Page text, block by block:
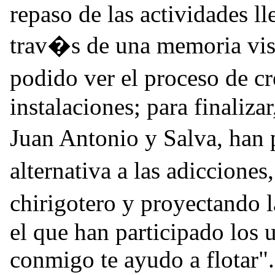
repaso de las actividades
trav�s de una memoria
podido ver el proceso de
instalaciones; para
Juan Antonio y Salva,
alternativa a las
chirigotero y
el que han participado los
conmigo te ayudo a flotar".